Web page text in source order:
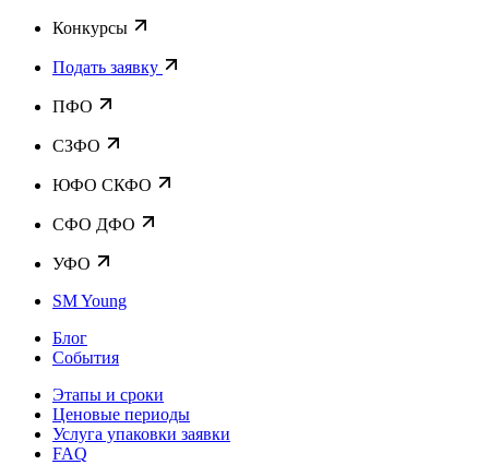
Конкурсы
Подать заявку
ПФО
СЗФО
ЮФО СКФО
CФО ДФО
УФО
SM Young
Блог
События
Этапы и сроки
Ценовые периоды
Услуга упаковки заявки
FAQ